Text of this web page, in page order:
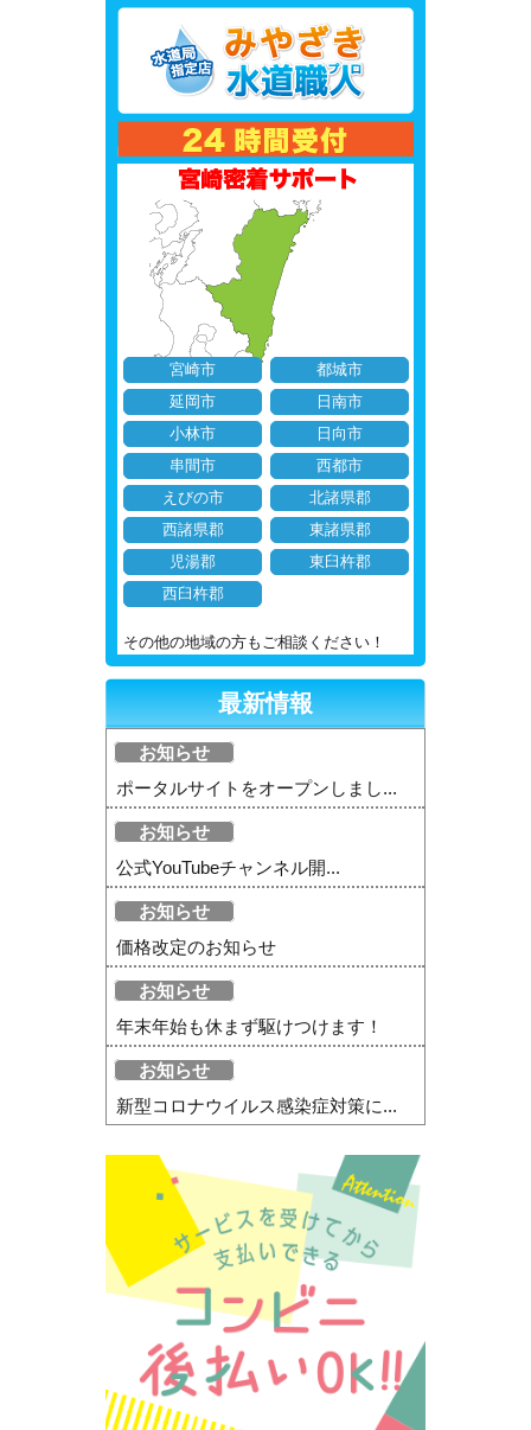
宮崎市
都城市
延岡市
日南市
小林市
日向市
串間市
西都市
えびの市
北諸県郡
西諸県郡
東諸県郡
児湯郡
東臼杵郡
西臼杵郡
その他の地域の方もご相談ください！
最新情報
お知らせ
ポータルサイトをオープンしまし...
お知らせ
公式YouTubeチャンネル開...
お知らせ
価格改定のお知らせ
お知らせ
年末年始も休まず駆けつけます！
お知らせ
新型コロナウイルス感染症対策に...